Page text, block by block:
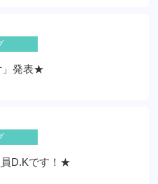
」発表★
D.Kです！★